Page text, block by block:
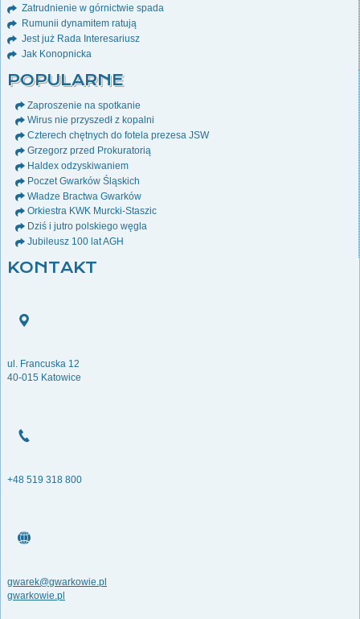
Zatrudnienie w górnictwie spada
Rumunii dynamitem ratują
Jest już Rada Interesariusz
Jak Konopnicka
POPULARNE
Zaproszenie na spotkanie
Wirus nie przyszedł z kopalni
Czterech chętnych do fotela prezesa JSW
Grzegorz przed Prokuratorią
Haldex odzyskiwaniem
Poczet Gwarków Śląskich
Władze Bractwa Gwarków
Orkiestra KWK Murcki-Staszic
Dziś i jutro polskiego węgla
Jubileusz 100 lat AGH
KONTAKT
ul. Francuska 12
40-015 Katowice
+48 519 318 800
gwarek@gwarkowie.pl
gwarkowie.pl